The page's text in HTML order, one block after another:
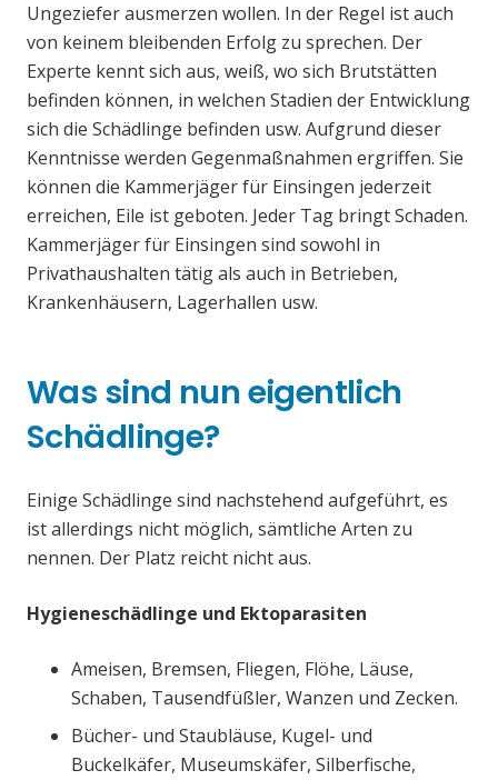
Ungeziefer ausmerzen wollen. In der Regel ist auch
von keinem bleibenden Erfolg zu sprechen. Der
Experte kennt sich aus, weiß, wo sich Brutstätten
befinden können, in welchen Stadien der Entwicklung
sich die Schädlinge befinden usw. Aufgrund dieser
Kenntnisse werden Gegenmaßnahmen ergriffen. Sie
können die Kammerjäger für Einsingen jederzeit
erreichen, Eile ist geboten. Jeder Tag bringt Schaden.
Kammerjäger für Einsingen sind sowohl in
Privathaushalten tätig als auch in Betrieben,
Krankenhäusern, Lagerhallen usw.
Was sind nun eigentlich
Schädlinge?
Einige Schädlinge sind nachstehend aufgeführt, es
ist allerdings nicht möglich, sämtliche Arten zu
nennen. Der Platz reicht nicht aus.
Hygieneschädlinge und Ektoparasiten
Ameisen, Bremsen, Fliegen, Flöhe, Läuse,
Schaben, Tausendfüßler, Wanzen und Zecken.
Bücher- und Staubläuse, Kugel- und
Buckelkäfer, Museumskäfer, Silberfische,